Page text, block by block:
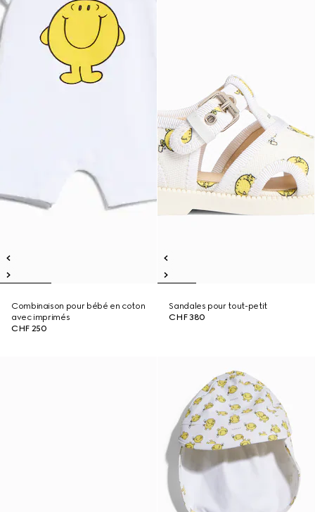
Combinaison pour bébé en coton
avec imprimés
CHF 250
Sandales pour tout-petit
CHF 380